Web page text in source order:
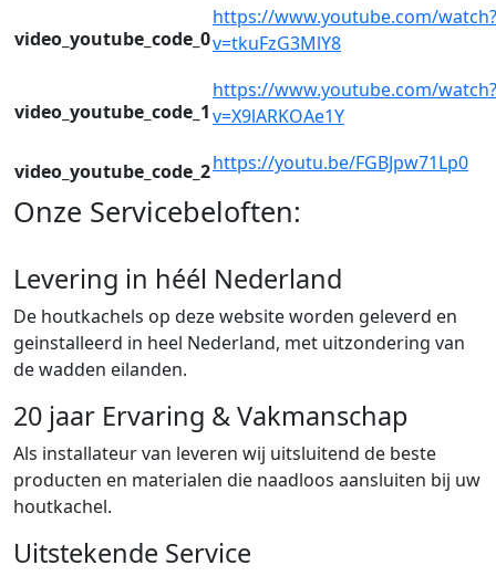
video_youtube_code_0
https://www.youtube.com/watch?
v=tkuFzG3MlY8
video_youtube_code_1
https://www.youtube.com/watch?
v=X9lARKOAe1Y
video_youtube_code_2https://youtu.be/FGBJpw71Lp0
Onze Servicebeloften:
Levering in héél Nederland
De houtkachels op deze website worden geleverd en
geinstalleerd in heel Nederland, met uitzondering van
de wadden eilanden.
20 jaar Ervaring & Vakmanschap
Als installateur van leveren wij uitsluitend de beste
producten en materialen die naadloos aansluiten bij uw
houtkachel.
Uitstekende Service